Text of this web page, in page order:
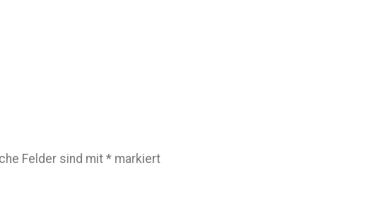
Felder sind mit * markiert